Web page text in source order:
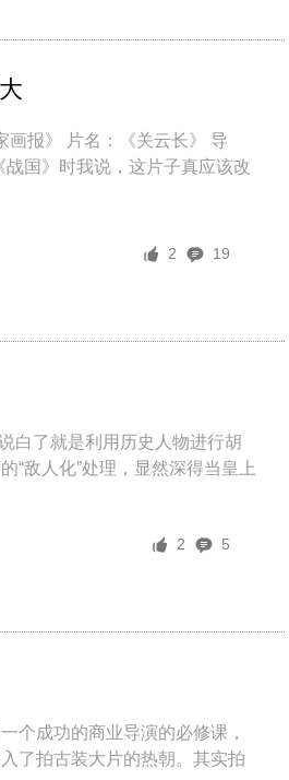
画报》 片名：《关云长》 导
国》时我说，这片子真应该改
2 19
白了就是利用历史人物进行胡
“敌人化”处理，显然深得当皇上
2 5
个成功的商业导演的必修课，
了拍古装大片的热朝。其实拍